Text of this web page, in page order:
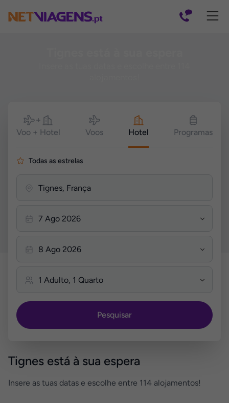
Pesquisar
Voo + Hotel Voos Hotel Programas
Todas as estrelas
Pesquisar
Tignes está à sua espera
Insere as tuas datas e escolhe entre 114 alojamentos!